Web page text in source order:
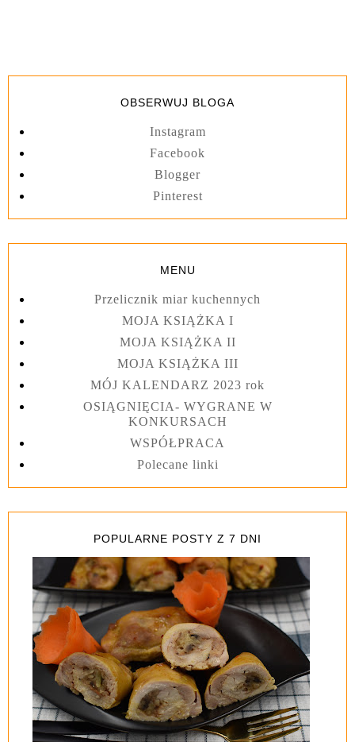
OBSERWUJ BLOGA
Instagram
Facebook
Blogger
Pinterest
MENU
Przelicznik miar kuchennych
MOJA KSIĄŻKA I
MOJA KSIĄŻKA II
MOJA KSIĄŻKA III
MÓJ KALENDARZ 2023 rok
OSIĄGNIĘCIA- WYGRANE W
KONKURSACH
WSPÓŁPRACA
Polecane linki
POPULARNE POSTY Z 7 DNI